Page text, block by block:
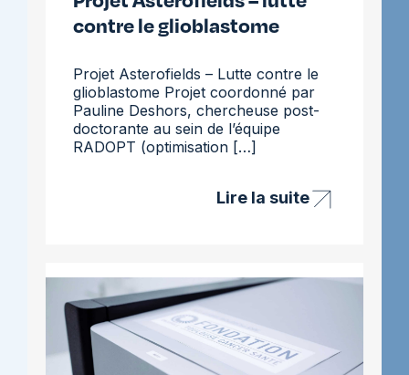
contre le glioblastome
Projet Asterofields – Lutte contre le
glioblastome Projet coordonné par
Pauline Deshors, chercheuse post-
doctorante au sein de l’équipe
RADOPT (optimisation […]
Lire la suite
Projet
contre
le
glioblastome